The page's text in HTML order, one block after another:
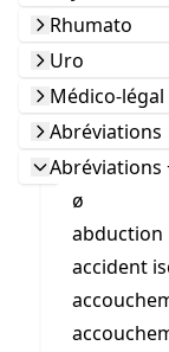
Rhumato
Uro
Médico-légal
Abréviations
Abréviations
ø
abduction
accident